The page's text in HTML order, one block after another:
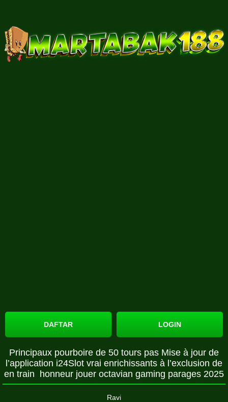
DAFTAR LOGIN
Principaux pourboire de 50 tours pas Mise à jour de
l’application i24Slot vrai enrichissants à l’exclusion de
en train honneur jouer octavian gaming parages 2025
Ravi